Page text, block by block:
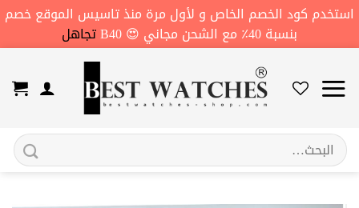
استخدم كود الخصم الخاص و لأول مرة منذ تاسيس الموقع خصم
بنسبة 40٪ مع الشحن مجاني 😍 B40
تجاهل
للمحتوى
البحث
عن: